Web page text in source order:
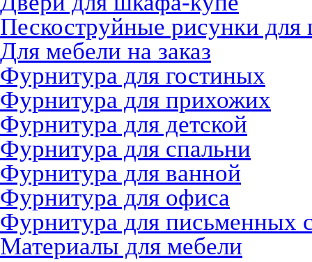
Пескоструйные рисунки
Для мебели на заказ
Фурнитура для гостиных
Фурнитура для прихожих
Фурнитура для детской
Фурнитура для спальни
Фурнитура для ванной
Фурнитура для офиса
Фурнитура для письменных
Материалы для мебели